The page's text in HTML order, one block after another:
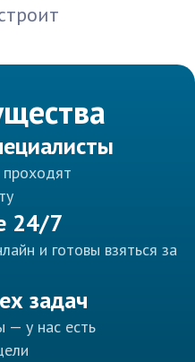
проходят
24/7
и готовы взяться за
задач
у нас есть